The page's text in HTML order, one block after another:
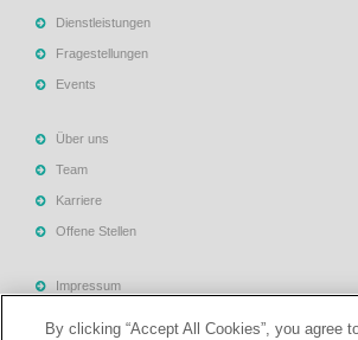
Dienstleistungen
Fragestellungen
Events
Über uns
Team
Karriere
Offene Stellen
Impressum
By clicking “Accept All Cookies”, you agree